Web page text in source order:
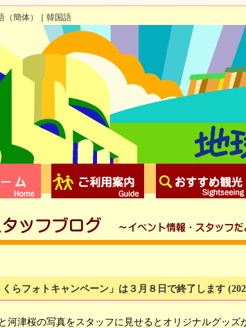
（簡体） 韓国語
くらフォトキャンペーン」は３月８日で終了します
河津桜の写真をスタッフに見せるとオリジナルグッズ